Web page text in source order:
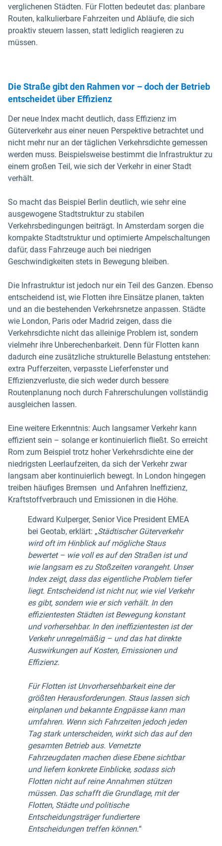
verglichenen Städten. Für Flotten bedeutet das: planbare
Routen, kalkulierbare Fahrzeiten und Abläufe, die sich
proaktiv steuern lassen, statt lediglich reagieren zu
müssen.
Die Straße gibt den Rahmen vor – doch der Betrieb
entscheidet über Effizienz
Der neue Index macht deutlich, dass Effizienz im
Güterverkehr aus einer neuen Perspektive betrachtet und
nicht mehr nur an der täglichen Verkehrsdichte gemessen
werden muss. Beispielsweise bestimmt die Infrastruktur zu
einem großen Teil, wie sich der Verkehr in einer Stadt
verhält.
So macht das Beispiel Berlin deutlich, wie sehr eine
ausgewogene Stadtstruktur zu stabilen
Verkehrsbedingungen beiträgt. In Amsterdam sorgen die
kompakte Stadtstruktur und optimierte Ampelschaltungen
dafür, dass Fahrzeuge auch bei niedrigen
Geschwindigkeiten stets in Bewegung bleiben.
Die Infrastruktur ist jedoch nur ein Teil des Ganzen. Ebenso
entscheidend ist, wie Flotten ihre Einsätze planen, takten
und an die bestehenden Verkehrsnetze anpassen. Städte
wie London, Paris oder Madrid zeigen, dass die
Verkehrsdichte nicht das alleinige Problem ist, sondern
vielmehr ihre Unberechenbarkeit. Denn für Flotten kann
dadurch eine zusätzliche strukturelle Belastung entstehen:
extra Pufferzeiten, verpasste Lieferfenster und
Effizienzverluste, die sich weder durch bessere
Routenplanung noch durch Fahrerschulungen vollständig
ausgleichen lassen.
Eine weitere Erkenntnis: Auch langsamer Verkehr kann
effizient sein – solange er kontinuierlich fließt. So erreicht
Rom zum Beispiel trotz hoher Verkehrsdichte eine der
niedrigsten Leerlaufzeiten, da sich der Verkehr zwar
langsam aber kontinuierlich bewegt. In London hingegen
treiben häufiges Bremsen und Anfahren Ineffizienz,
Kraftstoffverbrauch und Emissionen in die Höhe.
Edward Kulperger, Senior Vice President EMEA
bei Geotab, erklärt: „Städtischer Güterverkehr
wird oft im Hinblick auf mögliche Staus
bewertet – wie voll es auf den Straßen ist und
wie langsam es zu Stoßzeiten vorangeht. Unser
Index zeigt, dass das eigentliche Problem tiefer
liegt. Entscheidend ist nicht nur, wie viel Verkehr
es gibt, sondern wie er sich verhält. In den
effizientesten Städten ist Bewegung konstant
und vorhersehbar. In den ineffizientesten ist der
Verkehr unregelmäßig – und das hat direkte
Auswirkungen auf Kosten, Emissionen und
Effizienz.
Für Flotten ist Unvorhersehbarkeit eine der
größten Herausforderungen. Staus lassen sich
einplanen und bekannte Engpässe kann man
umfahren. Wenn sich Fahrzeiten jedoch jeden
Tag stark unterscheiden, wirkt sich das auf den
gesamten Betrieb aus. Vernetzte
Fahrzeugdaten machen diese Ebene sichtbar
und liefern konkrete Einblicke, sodass sich
Flotten nicht auf reine Annahmen stützen
müssen. Das schafft die Grundlage, mit der
Flotten, Städte und politische
Entscheidungsträger fundiertere
Entscheidungen treffen können.“